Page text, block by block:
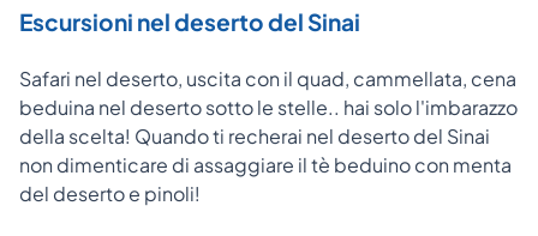
Escursioni nel deserto del Sinai
Safari nel deserto, uscita con il quad, cammellata, cena
beduina nel deserto sotto le stelle.. hai solo l'imbarazzo
della scelta! Quando ti recherai nel deserto del Sinai
non dimenticare di assaggiare il tè beduino con menta
del deserto e pinoli!